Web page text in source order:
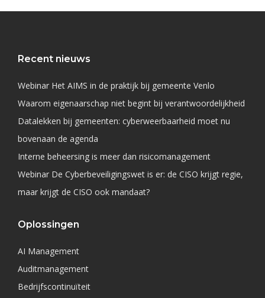
Recent nieuws
Webinar Het AIMS in de praktijk bij gemeente Venlo
Waarom eigenaarschap niet begint bij verantwoordelijkheid
Datalekken bij gemeenten: cyberweerbaarheid moet nu
bovenaan de agenda
Interne beheersing is meer dan risicomanagement
Webinar De Cyberbeveiligingswet is er: de CISO krijgt regie,
maar krijgt de CISO ook mandaat?
Oplossingen
AI Management
Auditmanagement
Bedrijfscontinuïteit